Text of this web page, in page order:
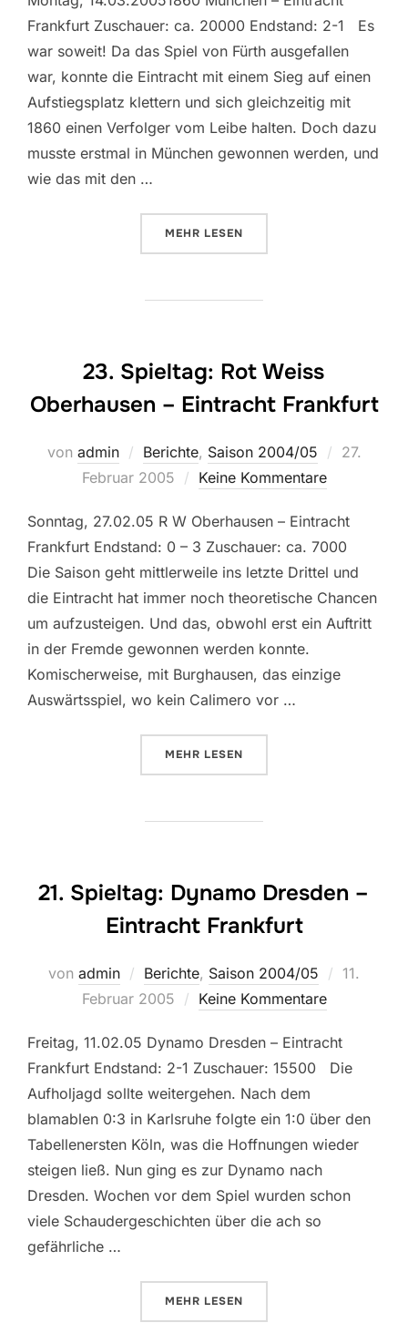
Frankfurt Zuschauer: ca. 20000 Endstand: 2-1 Es
war soweit! Da das Spiel von Fürth ausgefallen
war, konnte die Eintracht mit einem Sieg auf einen
Aufstiegsplatz klettern und sich gleichzeitig mit
1860 einen Verfolger vom Leibe halten. Doch dazu
musste erstmal in München gewonnen werden, und
wie das mit den …
MEHR ÜBER „25. SPIELTAG: TSV 1860
LESEN
23. Spieltag: Rot Weiss
Oberhausen – Eintracht Frankfurt
von admin Berichte, Saison 2004/05
27.
Februar 2005
Keine Kommentare
Sonntag, 27.02.05 R W Oberhausen – Eintracht
Frankfurt Endstand: 0 – 3 Zuschauer: ca. 7000
Die Saison geht mittlerweile ins letzte Drittel und
die Eintracht hat immer noch theoretische Chancen
um aufzusteigen. Und das, obwohl erst ein Auftritt
in der Fremde gewonnen werden konnte.
Komischerweise, mit Burghausen, das einzige
Auswärtsspiel, wo kein Calimero vor …
MEHR ÜBER „23. SPIELTAG: ROT
LESEN
21. Spieltag: Dynamo Dresden –
Eintracht Frankfurt
von admin Berichte, Saison 2004/05
11.
Februar 2005
Keine Kommentare
Freitag, 11.02.05 Dynamo Dresden – Eintracht
Frankfurt Endstand: 2-1 Zuschauer: 15500 Die
Aufholjagd sollte weitergehen. Nach dem
blamablen 0:3 in Karlsruhe folgte ein 1:0 über den
Tabellenersten Köln, was die Hoffnungen wieder
steigen ließ. Nun ging es zur Dynamo nach
Dresden. Wochen vor dem Spiel wurden schon
viele Schaudergeschichten über die ach so
gefährliche …
MEHR ÜBER „21. SPIELTAG: DYNAMO
LESEN